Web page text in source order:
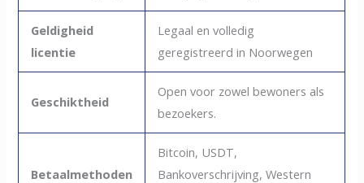
Geldigheid
licentie
Legaal en volledig
geregistreerd in Noorwegen
Geschiktheid
Open voor zowel bewoners als
bezoekers.
Betaalmethoden
Bitcoin, USDT,
Bankoverschrijving, Western